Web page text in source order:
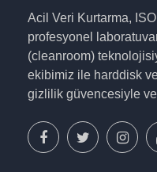
Acil Veri Kurtarma,
profesyonel
(cleanroom)
ekibimiz ile harddisk
gizlilik güvencesiyle
facebook
sayfamız
x
sayfamız